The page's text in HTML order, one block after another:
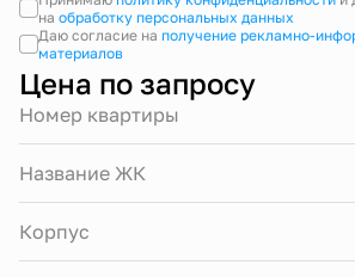
на обработку персональных данных
Даю согласие на получение рекламно-
материалов
Цена по запросу
Номер квартиры
Название ЖК
Корпус